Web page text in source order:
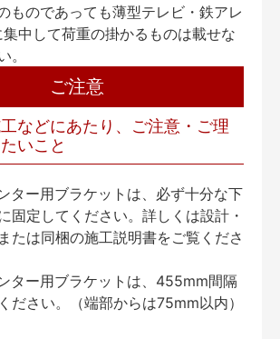
ものであっても薄型テレビ・鉄アレ
集中して荷重の掛かるものは載せな
。
ご注意
などにあたり、ご注意・ご理
いこと
ター用ブラケットは、必ず十分な下
固定してください。詳しくは設計・
たは同梱の施工説明書をご覧くださ
ター用ブラケットは、455mm間隔
ださい。（端部からは75mm以内）